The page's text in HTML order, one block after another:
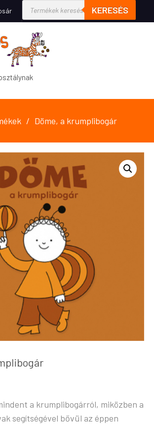
KERESÉS
Döme, a krumplibogár
a krumplibogárról, miközben a
segítségével bővül az éppen